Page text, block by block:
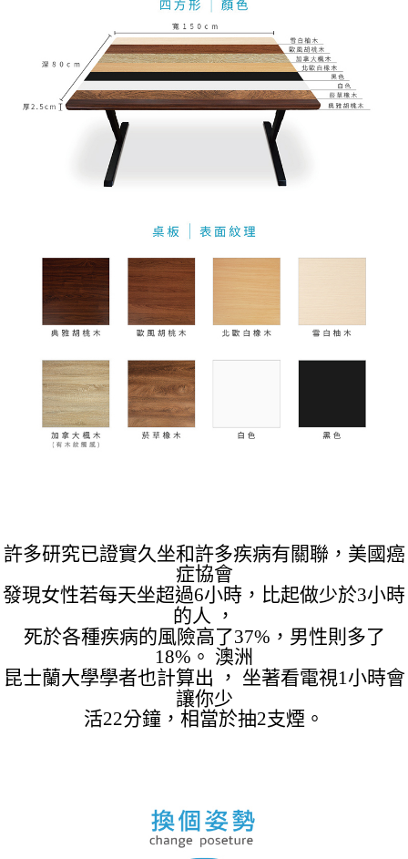
許多研究已證實久坐和許多疾病有關聯，美國癌
症協會
發現女性若每天坐超過6小時，比起做少於3小時
的人 ，
死於各種疾病的風險高了37%，男性則多了
18%。 澳洲
昆士蘭大學學者也計算出 ， 坐著看電視1小時會
讓你少
活22分鐘，相當於抽2支煙。